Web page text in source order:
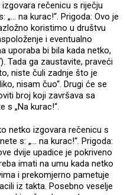
rečenicu s riječju
„... na kurac!“. Prigoda: Ovo je
koristimo u društvu
i eventualno
uporaba bi bila kada netko,
Tada ga zaustavite, praveći
niste čuli zadnje što je
nisam čuo“. Drugi će se
broj koji završava sa
s „Na kurac!“.
netko izgovara rečenicu s
s: „... na kurac!“. Prigoda:
dvije upadice je pokriveno
imati na umu kada netko
i prekomjerno pametuje
iz takta. Posebno veselje